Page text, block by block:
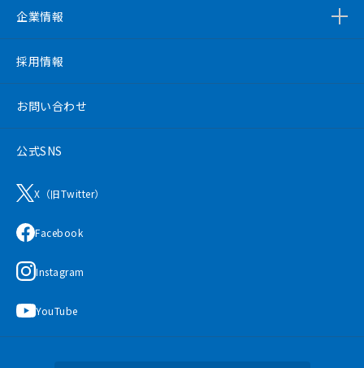
企業情報
採用情報
お問い合わせ
公式SNS
X（旧Twitter）
Facebook
Instagram
YouTube